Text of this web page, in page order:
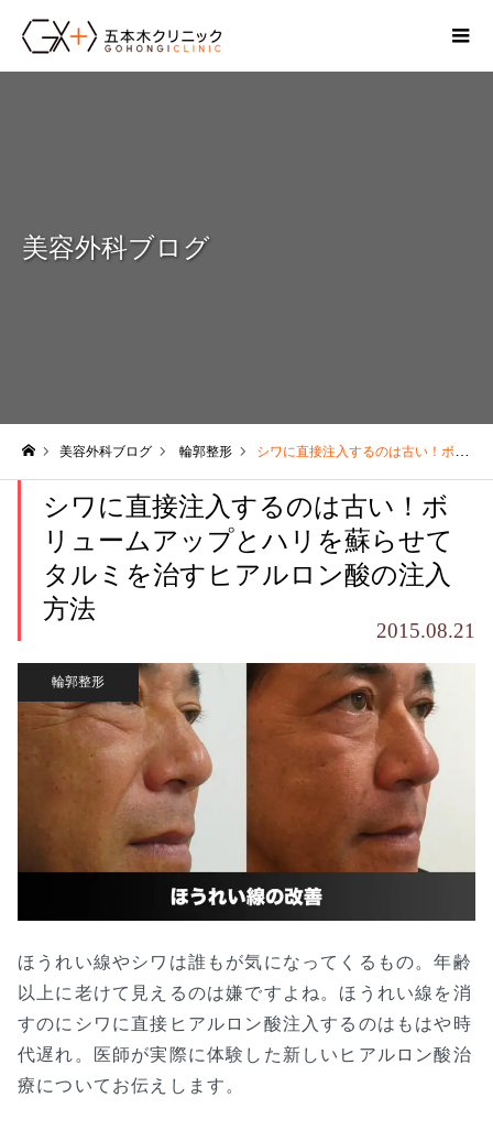
美容外科ブログ
美容外科ブログ 輪郭整形 シワに直接注入するのは古い！ボリュームアップとハリを蘇らせてタルミを治すヒアルロン酸の注入方法
シワに直接注入するのは古い！ボ
リュームアップとハリを蘇らせて
タルミを治すヒアルロン酸の注入
方法
2015.08.21
輪郭整形
ほうれい線やシワは誰もが気になってくるもの。年齢
以上に老けて見えるのは嫌ですよね。ほうれい線を消
すのにシワに直接ヒアルロン酸注入するのはもはや時
代遅れ。医師が実際に体験した新しいヒアルロン酸治
療についてお伝えします。